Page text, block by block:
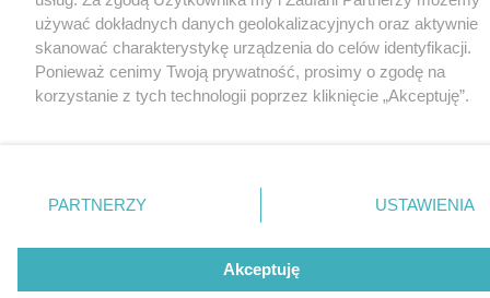
używać dokładnych danych geolokalizacyjnych oraz aktywnie
skanować charakterystykę urządzenia do celów identyfikacji.
Ponieważ cenimy Twoją prywatność, prosimy o zgodę na
korzystanie z tych technologii poprzez kliknięcie „Akceptuję”.
nie wymagają zgody użytkownika, ale masz prawo sprzeciwić
się takiemu przetwarzaniu. Preferencje będą miały
Zapoznaj się z poniższymi informacjami, abyś mógł świadomie
PARTNERZY USTAWIENIA
Akceptuję